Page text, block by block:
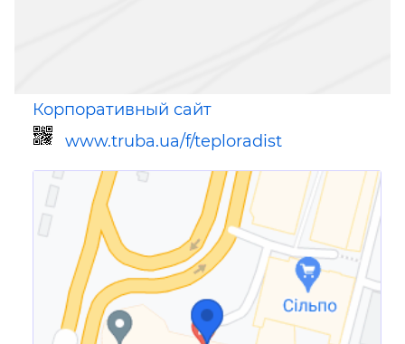
Корпоративный сайт
www.truba.ua/f/teploradist
Ссылка для мобильных устройств